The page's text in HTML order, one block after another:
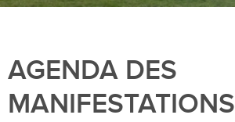
AGENDA DES
MANIFESTATIONS